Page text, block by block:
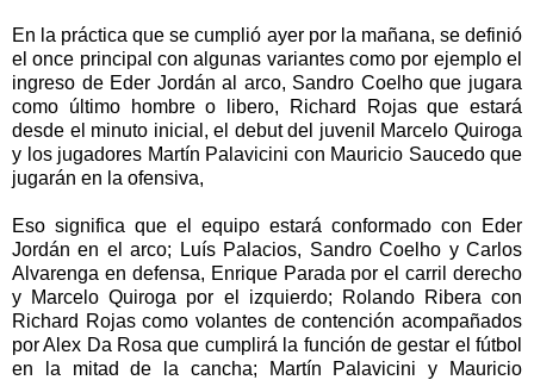
En la práctica que se cumplió ayer por la mañana, se definió
el once principal con algunas variantes como por ejemplo el
ingreso de Eder Jordán al arco, Sandro Coelho que jugara
como último hombre o libero, Richard Rojas que estará
desde el minuto inicial, el debut del juvenil Marcelo Quiroga
y los jugadores Martín Palavicini con Mauricio Saucedo que
jugarán en la ofensiva,
Eso significa que el equipo estará conformado con Eder
Jordán en el arco; Luís Palacios, Sandro Coelho y Carlos
Alvarenga en defensa, Enrique Parada por el carril derecho
y Marcelo Quiroga por el izquierdo; Rolando Ribera con
Richard Rojas como volantes de contención acompañados
por Alex Da Rosa que cumplirá la función de gestar el fútbol
en la mitad de la cancha; Martín Palavicini y Mauricio